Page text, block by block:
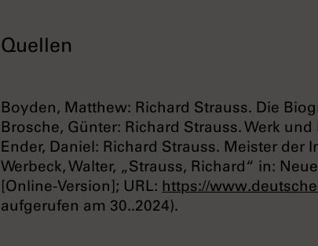
Quellen
Boyden, Matthew: Richard Strauss. Die
Brosche, Günter: Richard Strauss. Werk und
Ender, Daniel: Richard Strauss. Meister der
Werbeck, Walter, „Strauss, Richard“ in:
[Online-Version]; URL: https://
aufgerufen am 30..2024).